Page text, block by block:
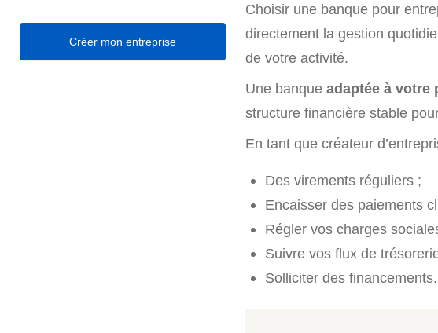
Créer mon entreprise
Choisir une banque pour
directement la gestion
de votre activité.
Une banque adaptée à votre
structure financière stable
En tant que créateur
Des virements réguliers ;
Encaisser des paiements
Régler vos charges
Suivre vos flux de
Solliciter des financements.